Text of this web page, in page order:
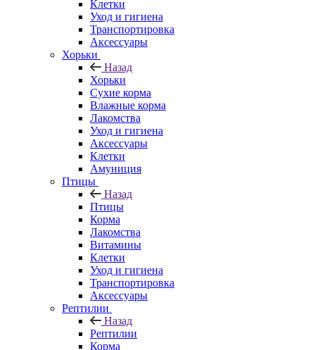
Клетки
Уход и гигиена
Транспортировка
Аксессуары
Хорьки
Назад
Хорьки
Сухие корма
Влажные корма
Лакомства
Уход и гигиена
Аксессуары
Клетки
Амуниция
Птицы
Назад
Птицы
Корма
Лакомства
Витамины
Клетки
Уход и гигиена
Транспортировка
Аксессуары
Рептилии
Назад
Рептилии
Корма